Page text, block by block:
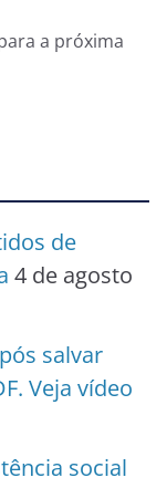
a próxima
de
4 de agosto
salvar
Veja vídeo
social